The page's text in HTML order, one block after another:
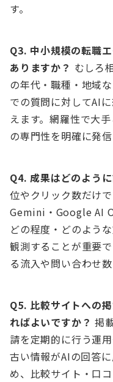
す。
Q3. 中小規模の転職
ありますか？ むしろ
の年代・職種・地域
での質問に対してAI
えます。網羅性で大
の専門性を明確に発
Q4. 成果はどのよう
位やクリック数だけ
Gemini・Google AI
どの程度・どのよう
観測することが重要
る流入や問い合わせ
Q5. 比較サイトへの
ればよいですか？ 掲
請を定期的に行う運
古い情報がAIの回答
め、比較サイト・口